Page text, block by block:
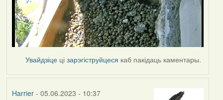
Увайдзіце цізарэгіструйцеся каб пакідаць каментары.
Harrier- 05.06.2023 - 10:37